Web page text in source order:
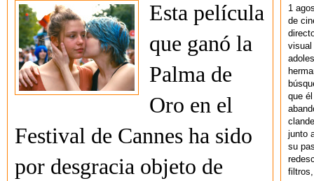
Esta película
que ganó la
Palma de
Oro en el
Festival de Cannes ha sido
por desgracia objeto de
1
de
visual
que
junto
su
filtros,